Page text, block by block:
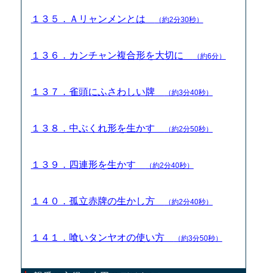
１３５．Ａリャンメンとは （約2分30秒）
１３６．カンチャン複合形を大切に （約6分）
１３７．雀頭にふさわしい牌 （約3分40秒）
１３８．中ぶくれ形を生かす （約2分50秒）
１３９．四連形を生かす （約2分40秒）
１４０．孤立赤牌の生かし方 （約2分40秒）
１４１．喰いタンヤオの使い方 （約3分50秒）